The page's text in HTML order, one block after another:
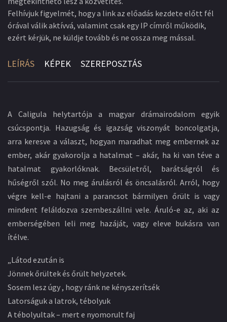
Felhívjuk figyelmét, hogy a link az előadás kezdete előtt fél
órával válik aktívvá, valamint csak egy IP címről működik,
ezért kérjük, ne küldje tovább és ne ossza meg mással.
LEÍRÁS KÉPEK SZEREPOSZTÁS
A Caligula helytartója a magyar drámairodalom egyik
csúcspontja. Hazugság és igazság viszonyát boncolgatja,
arra keresve a választ, hogyan maradhat meg embernek az
ember, akár gyakorolja a hatalmat – akár, ha ki van téve a
hatalmat gyakorlóknak. Becsületről, barátságról és
hűségről szól. No meg árulásról és öncsalásról. Arról, hogy
végre kell-e hajtani a parancsot bármilyen őrült is vagy
mindent feláldozva szembeszállni vele. Áruló-e az, aki az
emberségében leli meg hazáját, vagy eleve bukásra van
ítélve.
„Látod ezután is
Jönnek őrültek és őrült helyzetek.
Sosem lesz úgy , hogy ránk ne kényszerítsék
Latorságuk a latrok, tébolyuk
A tébolyultak – mert e nyomorult faj